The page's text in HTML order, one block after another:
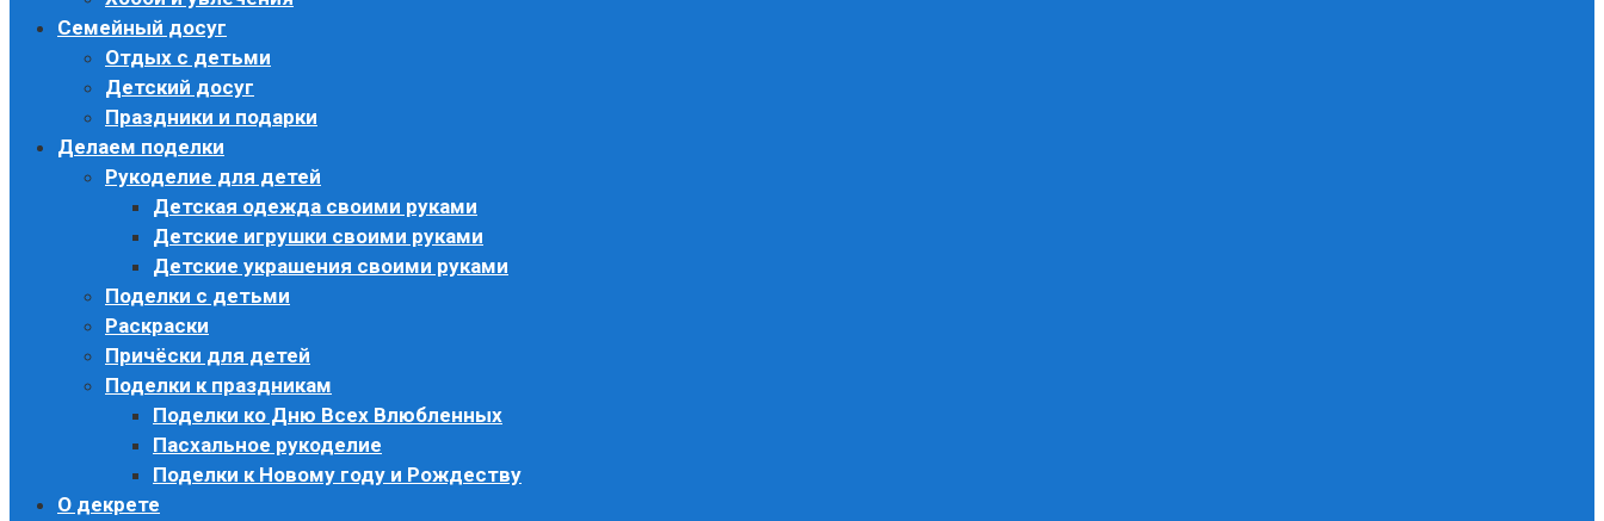
Семейный досуг
Отдых с детьми
Детский досуг
Праздники и подарки
Делаем поделки
Рукоделие для детей
Детская одежда своими руками
Детские игрушки своими руками
Детские украшения своими руками
Поделки с детьми
Раскраски
Причёски для детей
Поделки к праздникам
Поделки ко Дню Всех Влюбленных
Пасхальное рукоделие
Поделки к Новому году и Рождеству
О декрете